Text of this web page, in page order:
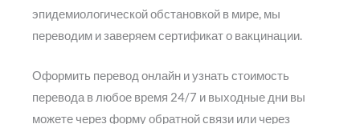
эпидемиологической обстановкой в мире, мы
переводим и заверяем сертификат о вакцинации.
Оформить перевод онлайн и узнать стоимость
перевода в любое время 24/7 и выходные дни вы
можете через форму обратной связи или через